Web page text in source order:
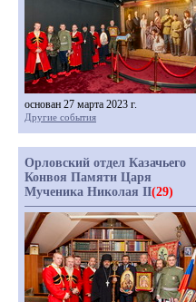
основан 27 марта 2023 г.
Другие события
Орловский отдел Казачьего
Конвоя Памяти Царя
Мученика Николая II(29)